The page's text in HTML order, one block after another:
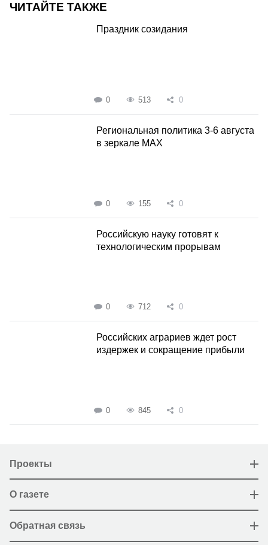
ЧИТАЙТЕ ТАКЖЕ
Праздник созидания
0 513 0
Региональная политика 3-6 августа
в зеркале MAX
0 155 0
Российскую науку готовят к
технологическим прорывам
0 712 0
Российских аграриев ждет рост
издержек и сокращение прибыли
0 845 0
Проекты
О газете
Обратная связь